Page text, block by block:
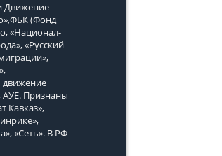
Движение
(Фонд
«Национал-
«Русский
движение
АУЕ. Признаны
Кавказ»,
«Сеть». В РФ